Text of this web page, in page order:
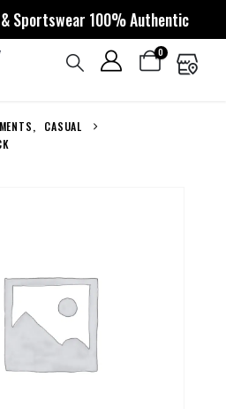
Sportswear 100% Authentic
0
,
CASUAL